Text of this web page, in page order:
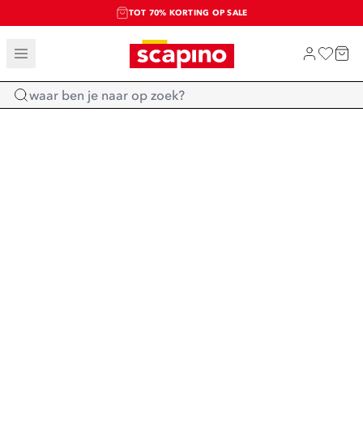
TOT 70% KORTING OP SALE
SALE: LAATSTE KANS!
SHOP NIEUW
Home